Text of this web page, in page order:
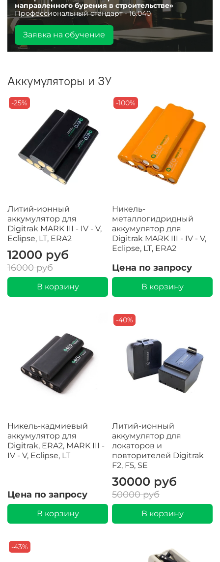
направленного бурения в строительстве»
Профессиональный стандарт - 16.040
Заявка на обучение
Аккумуляторы и ЗУ
-25%
Литий-ионный
аккумулятор для
Digitrak MARK III - IV - V,
Eclipse, LT, ERA2
12000 руб
16000 руб
В корзину
-100%
Никель-
металлогидридный
аккумулятор для
Digitrak MARK III - IV - V,
Eclipse, LT, ERA2
Цена по запросу
В корзину
Никель-кадмиевый
аккумулятор для
Digitrak, ERA2, MARK III -
IV - V, Eclipse, LT
Цена по запросу
В корзину
-40%
Литий-ионный
аккумулятор для
локаторов и
повторителей Digitrak
F2, F5, SE
30000 руб
50000 руб
В корзину
-43%